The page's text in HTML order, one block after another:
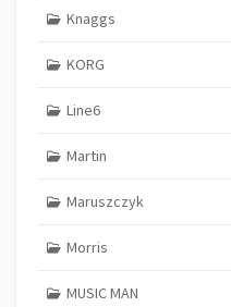
Knaggs
KORG
Line6
Martin
Maruszczyk
Morris
MUSIC MAN